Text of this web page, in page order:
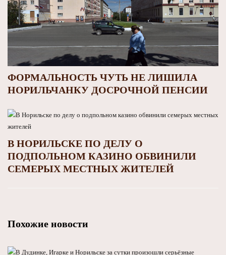
ФОРМАЛЬНОСТЬ ЧУТЬ НЕ ЛИШИЛА
НОРИЛЬЧАНКУ ДОСРОЧНОЙ ПЕНСИИ
В НОРИЛЬСКЕ ПО ДЕЛУ О
ПОДПОЛЬНОМ КАЗИНО ОБВИНИЛИ
СЕМЕРЫХ МЕСТНЫХ ЖИТЕЛЕЙ
Похожие новости